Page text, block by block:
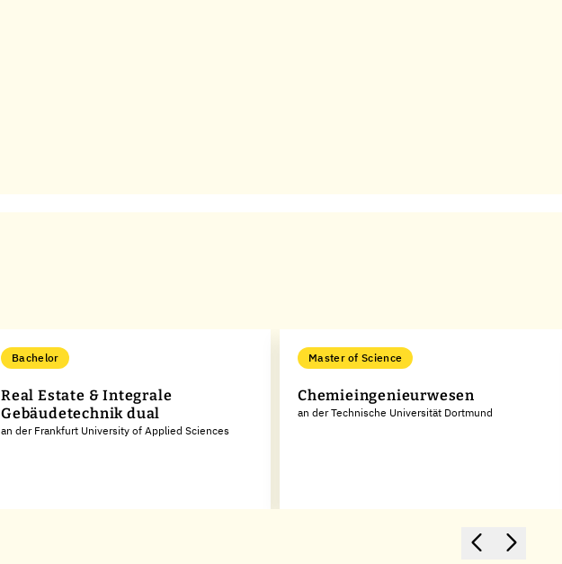
Bachelor
Real Estate & Integrale
Gebäudetechnik dual
an der Frankfurt University of Applied Sciences
Master of Science
Chemieingenieurwesen
an der Technische Universität Dortmund